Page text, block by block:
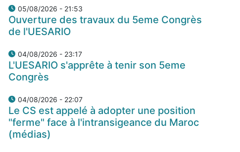
05/08/2026 - 21:53
Ouverture des travaux du 5eme Congrès
de l'UESARIO
04/08/2026 - 23:17
L'UESARIO s'apprête à tenir son 5eme
Congrès
04/08/2026 - 22:07
Le CS est appelé à adopter une position
"ferme" face à l'intransigeance du Maroc
(médias)